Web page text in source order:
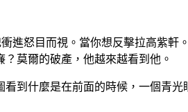
進怒目而視。當你想反擊拉高紫軒
莫爾的破產，他越來越看到他。
看到什麼是在前面的時候，一個青